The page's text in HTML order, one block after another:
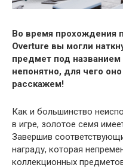
Во время прохождения
Overture вы могли
предмет под
непонятно, для чего
расскажем!
Как и большинство
в игре, золотое семя
Завершив
награду, которая
коллекционных